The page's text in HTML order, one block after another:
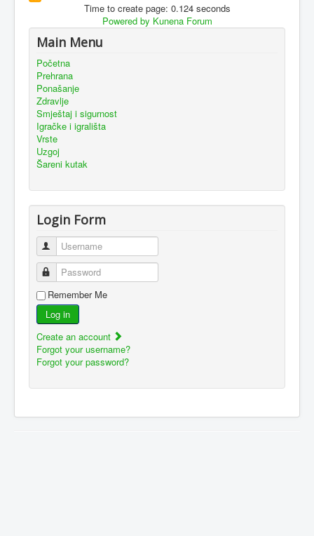
Time to create page: 0.124 seconds
Powered by Kunena Forum
Main Menu
Početna
Prehrana
Ponašanje
Zdravlje
Smještaj i sigurnost
Igračke i igrališta
Vrste
Uzgoj
Šareni kutak
Login Form
Username
Password
Remember Me
Log in
Create an account
Forgot your username?
Forgot your password?